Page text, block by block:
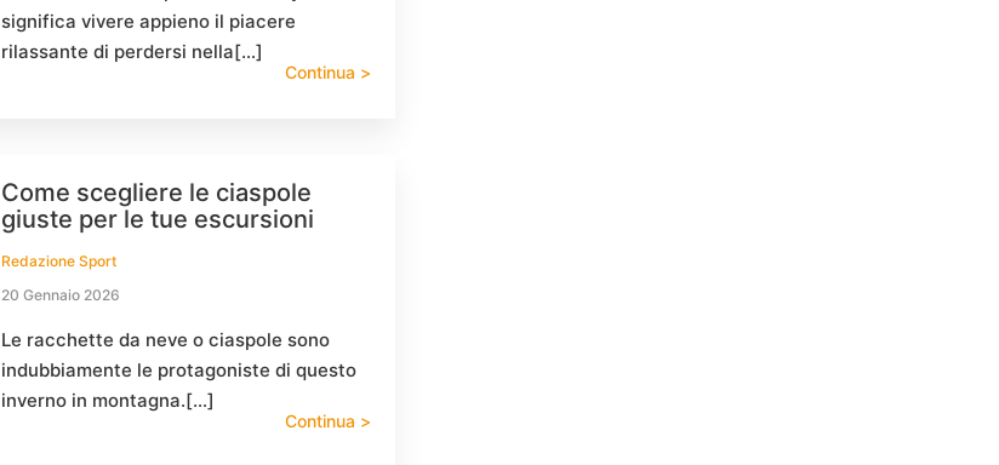
significa vivere appieno il piacere
rilassante di perdersi nella[…]
Continua >
Come scegliere le ciaspole
giuste per le tue escursioni
Redazione Sport
20 Gennaio 2026
Le racchette da neve o ciaspole sono
indubbiamente le protagoniste di questo
inverno in montagna.[…]
Continua >